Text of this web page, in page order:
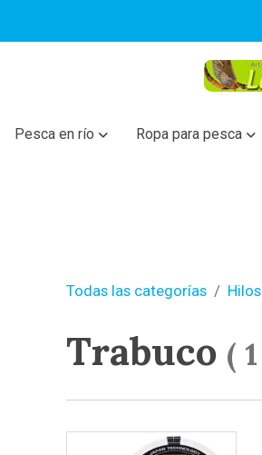
Pesca en río Ropa para pesca
Todas las categorías Hilos
Trabuco ( 1